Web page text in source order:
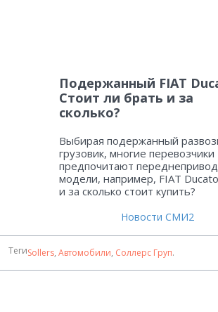
Подержанный FIAT
Стоит ли брать и за
сколько?
Выбирая подержанный
грузовик, многие перевозчики
предпочитают
модели, например, FIAT
и за сколько стоит купить?
Новости СМИ2
ТегиSollers, Автомобили, Соллерс Груп.